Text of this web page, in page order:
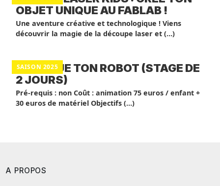
OBJET UNIQUE AU FABLAB !
Une aventure créative et technologique ! Viens
découvrir la magie de la découpe laser et (…)
SAISON 2025
FABRIQUE TON ROBOT (STAGE DE
2 JOURS)
Pré-requis : non Coût : animation 75 euros / enfant +
30 euros de matériel Objectifs (…)
A PROPOS